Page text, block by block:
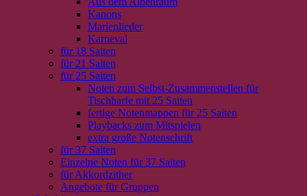
Kanons
Marienlieder
Karneval
für 18 Saiten
für 21 Saiten
für 25 Saiten
Noten zum Selbst-Zusammenstellen für
Tischharfe mit 25 Saiten
fertige Notenmappen für 25 Saiten
Playbacks zum Mitspielen
extra große Notenschrift
für 37 Saiten
Einzelne Noten für 37 Saiten
für Akkordzither
Angebote für Gruppen